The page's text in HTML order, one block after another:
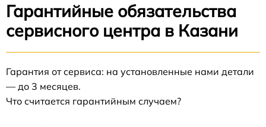
Гарантийные обязательства
сервисного центра в Казани
Гарантия от сервиса: на установленные нами детали
— до 3 месяцев.
Что считается гарантийным случаем?